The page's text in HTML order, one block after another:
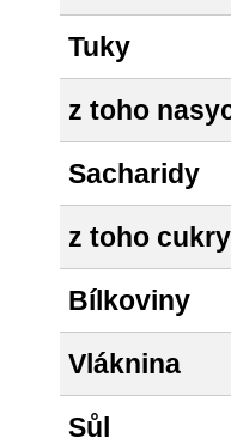
Tuky
z toho
Sacharidy
z toho cukry
Bílkoviny
Vláknina
Sůl